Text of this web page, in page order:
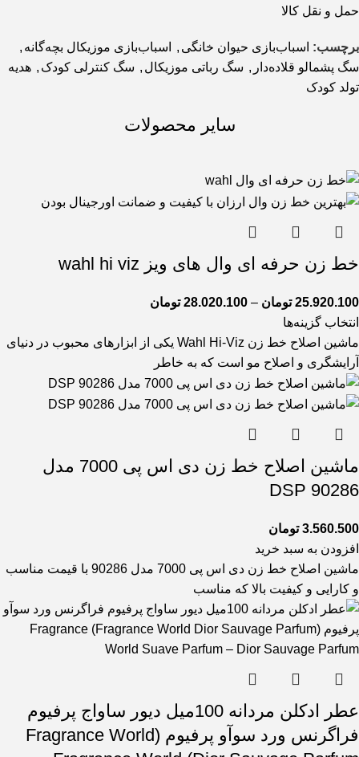
حمل و نقل کالا
برچسب: اسباب‌بازی حیوان خانگی , اسباب‌بازی موزیکال بچه‌گانه ,
سگ پشمالو قلاده‌دار , سگ رباتی موزیکال , سگ کنترلی کودک , هدیه
تولد کودک
سایر محصولات
خط زن حرفه ای وال های ویز wahl hi viz
25.920.100 تومان –
28.020.100 تومان
انتخاب گزینه‌ها
ماشین اصلاح خط زن Wahl Hi-Viz یکی از ابزارهای محبوب در دنیای
آرایشگری و اصلاح مو است که به خاطر
ماشین اصلاح خط زن دی اس پی 7000 مدل
90286 DSP
3.560.500 تومان
افزودن به سبد خرید
ماشین اصلاح خط زن دی اس پی 7000 مدل 90286 با قیمت مناسب
و کارایی و کیفیت بالا که مناسب
عطر ادکلن مردانه 100میل دیور ساواج پرفیوم
فراگرنس ورد سوآو پرفیوم (Fragrance World